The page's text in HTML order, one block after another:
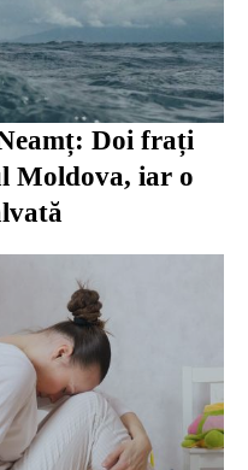
Doi frați
Moldova, iar o